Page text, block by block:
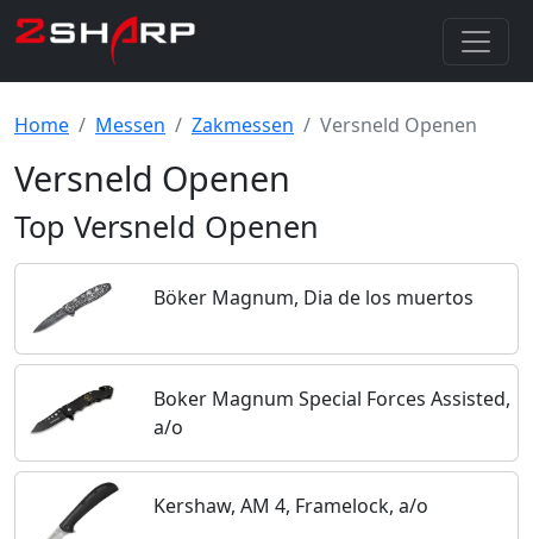
Home Messen Zakmessen Versneld Openen
Versneld Openen
Top Versneld Openen
Böker Magnum, Dia de los muertos
Boker Magnum Special Forces Assisted,
a/o
Kershaw, AM 4, Framelock, a/o